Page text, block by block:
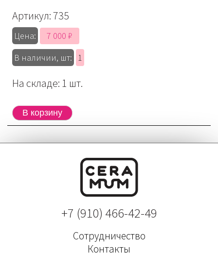
Артикул:735
Цена:
7 000 ₽
В наличии, шт:
1
На складе: 1 шт.
+7 (910) 466-42-49
Сотрудничество
Контакты